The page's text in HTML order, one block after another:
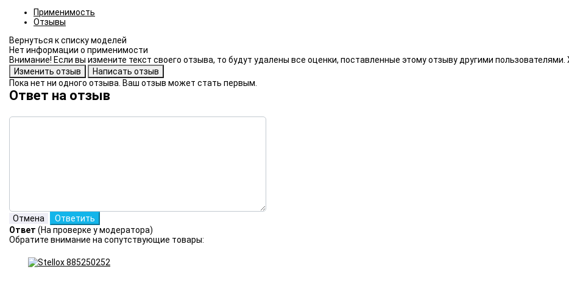
Применимость
Отзывы
Нет информации о применимости
Внимание! Если вы измените текст своего отзыва, то будут удалены все оценки, поставленные этому отзыву другими
Пока нет ни одного отзыва. Ваш отзыв может стать первым.
Ответ на отзыв
Ответ (На проверке у модератора)
Обратите внимание на сопутствующие товары: